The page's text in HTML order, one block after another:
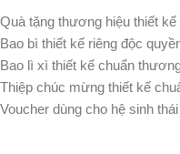
Quà tặng thương hiệu thiết kế
Bao bì thiết kế riêng độc
Bao lì xì thiết kế chuẩn
Thiệp chúc mừng thiết kế
Voucher dùng cho hệ sinh thái